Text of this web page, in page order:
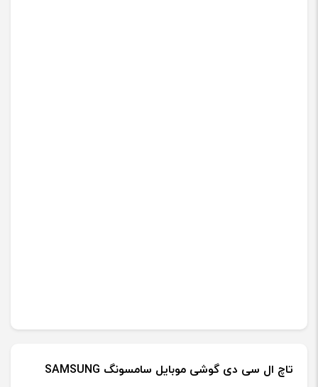
تاچ ال سی دی گوشی موبایل سامسونگ SAMSUNG